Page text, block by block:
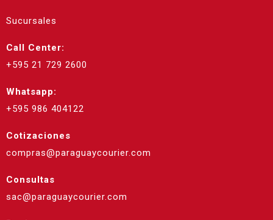
Sucursales
Call Center:
+595 21 729 2600
Whatsapp:
+595 986 404122
Cotizaciones
compras@paraguaycourier.com
Consultas
sac@paraguaycourier.com